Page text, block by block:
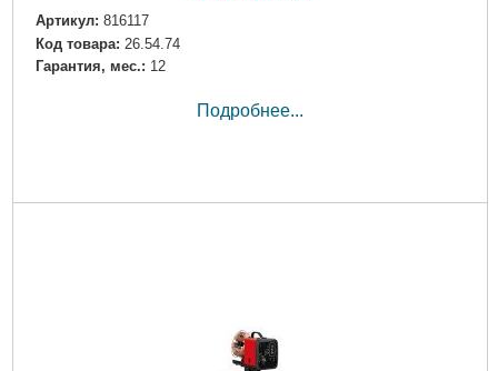
Артикул: 816117
Код товара: 26.54.74
Гарантия, мес.: 12
Подробнее...